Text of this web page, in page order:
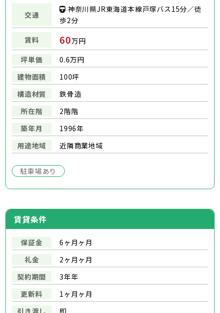
交通
神奈川県JR東海道本線戸塚バス15分／徒
歩2分
賃料
60万円
坪単価
0.6万円
建物面積
100坪
構造材質
鉄骨造
所在階
2階階
築年月
1996年
用途地域
近隣商業地域
駐車場あり
賃貸条件
保証金
6ヶ月ヶ月
礼金
2ヶ月ヶ月
契約期間
3年年
更新料
1ヶ月ヶ月
引き渡し
即